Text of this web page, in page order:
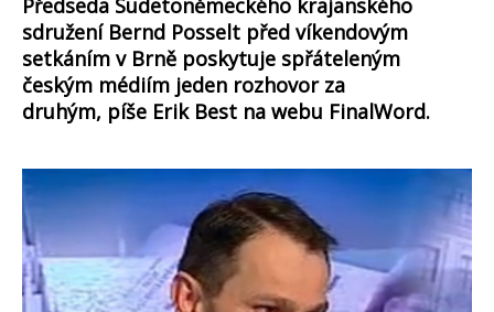
Předseda Sudetoněmeckého krajanského
sdružení Bernd Posselt před víkendovým
setkáním v Brně poskytuje spřáteleným
českým médiím jeden rozhovor za
druhým, píše Erik Best na webu FinalWord.